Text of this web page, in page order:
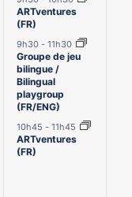
ARTventures
(FR)
9h30-11h30
Groupe de jeu
bilingue /
Bilingual
playgroup
(FR/ENG)
10h45-11h45
ARTventures
(FR)